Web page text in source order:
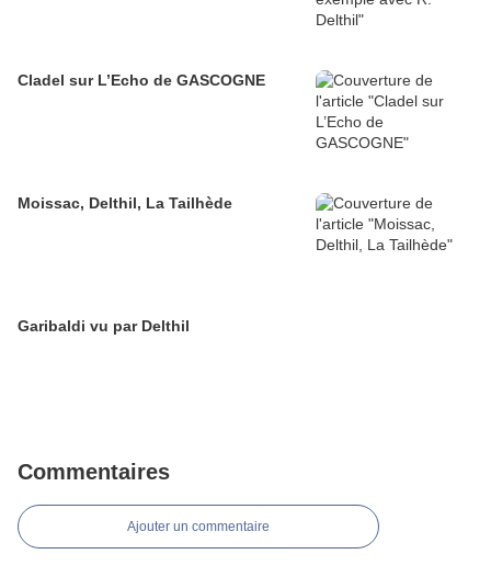
Cladel sur L’Echo de GASCOGNE
Moissac, Delthil, La Tailhède
Garibaldi vu par Delthil
Commentaires
Ajouter un commentaire